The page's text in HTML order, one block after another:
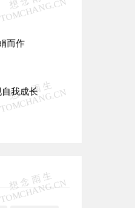
而作
我成长